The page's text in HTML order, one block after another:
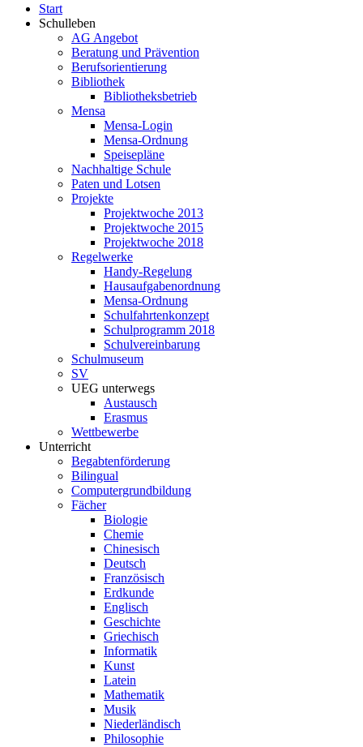
Start
Schulleben
AG Angebot
Beratung und Prävention
Berufsorientierung
Bibliothek
Bibliotheksbetrieb
Mensa
Mensa-Login
Mensa-Ordnung
Speisepläne
Nachhaltige Schule
Paten und Lotsen
Projekte
Projektwoche 2013
Projektwoche 2015
Projektwoche 2018
Regelwerke
Handy-Regelung
Hausaufgabenordnung
Mensa-Ordnung
Schulfahrtenkonzept
Schulprogramm 2018
Schulvereinbarung
Schulmuseum
SV
UEG unterwegs
Austausch
Erasmus
Wettbewerbe
Unterricht
Begabtenförderung
Bilingual
Computergrundbildung
Fächer
Biologie
Chemie
Chinesisch
Deutsch
Französisch
Erdkunde
Englisch
Geschichte
Griechisch
Informatik
Kunst
Latein
Mathematik
Musik
Niederländisch
Philosophie